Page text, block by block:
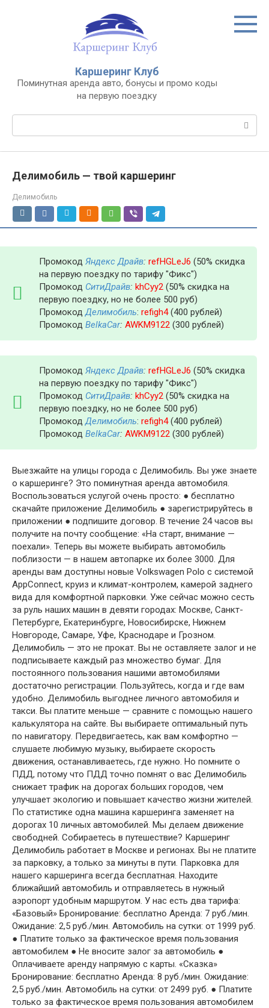
Каршеринг Клуб
Поминутная аренда авто, бонусы и промо коды
на первую поездку
Поиск:
Делимобиль — твой каршеринг
Делимобиль
Промокод Яндекс Драйв: refHGLeJ6 (50% скидка
на первую поездку по тарифу "Фикс")
Промокод СитиДрайв: khCyy2 (50% скидка на
первую поездку, но не более 500 руб)
ПромокодДелимобиль: refigh4(400 рублей)
Промокод BelkaCar: AWKM9122 (300 рублей)
Промокод Яндекс Драйв: refHGLeJ6 (50% скидка
на первую поездку по тарифу "Фикс")
Промокод СитиДрайв: khCyy2 (50% скидка на
первую поездку, но не более 500 руб)
ПромокодДелимобиль: refigh4(400 рублей)
Промокод BelkaCar: AWKM9122 (300 рублей)
Выезжайте на улицы города с Делимобиль. Вы уже знаете
о каршеринге? Это поминутная аренда автомобиля.
Воспользоваться услугой очень просто: ● бесплатно
скачайте приложение Делимобиль ● зарегистрируйтесь в
приложении ● подпишите договор. В течение 24 часов вы
получите на почту сообщение: «На старт, внимание —
поехали». Теперь вы можете выбирать автомобиль
поблизости — в нашем автопарке их более 3000. Для
аренды вам доступны новые Volkswagen Polo с системой
AppConnect, круиз и климат-контролем, камерой заднего
вида для комфортной парковки. Уже сейчас можно сесть
за руль наших машин в девяти городах: Москве, Санкт-
Петербурге, Екатеринбурге, Новосибирске, Нижнем
Новгороде, Самаре, Уфе, Краснодаре и Грозном.
Делимобиль — это не прокат. Вы не оставляете залог и не
подписываете каждый раз множество бумаг. Для
постоянного пользования нашими автомобилями
достаточно регистрации. Пользуйтесь, когда и где вам
удобно. Делимобиль выгоднее личного автомобиля и
такси. Вы платите меньше — сравните с помощью нашего
калькулятора на сайте. Вы выбираете оптимальный путь
по навигатору. Передвигаетесь, как вам комфортно —
слушаете любимую музыку, выбираете скорость
движения, останавливаетесь, где нужно. Но помните о
ПДД, потому что ПДД точно помнят о вас Делимобиль
снижает трафик на дорогах больших городов, чем
улучшает экологию и повышает качество жизни жителей.
По статистике одна машина каршеринга заменяет на
дорогах 10 личных автомобилей. Мы делаем движение
свободней. Собираетесь в путешествие? Каршеринг
Делимобиль работает в Москве и регионах. Вы не платите
за парковку, а только за минуты в пути. Парковка для
нашего каршеринга всегда бесплатная. Находите
ближайший автомобиль и отправляетесь в нужный
аэропорт удобным маршрутом. У нас есть два тарифа:
«Базовый» Бронирование: бесплатно Аренда: 7 руб./мин.
Ожидание: 2,5 руб./мин. Автомобиль на сутки: от 1999 руб.
● Платите только за фактическое время пользования
автомобилем ● Не вносите залог за автомобиль ●
Оплачиваете аренду напрямую с карты. «Сказка»
Бронирование: бесплатно Аренда: 8 руб./мин. Ожидание:
2,5 руб./мин. Автомобиль на сутки: от 2499 руб. ● Платите
только за фактическое время пользования автомобилем